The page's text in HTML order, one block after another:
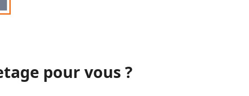
pour vous ?